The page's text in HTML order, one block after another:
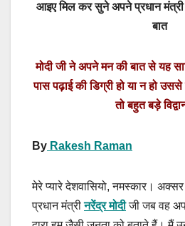
आइए मिल कर सुने अपने प्रधान मंत्री
बात
मोदी जी ने अपने मन की बात से यह
पास पढ़ाई की डिग्री हो या न हो
तो बहुत बड़े
By Rakesh Raman
मेरे प्यारे देशवासियो, नमस्कार।
प्रधान मंत्रीनरेंद्र मोदीजी जब वह